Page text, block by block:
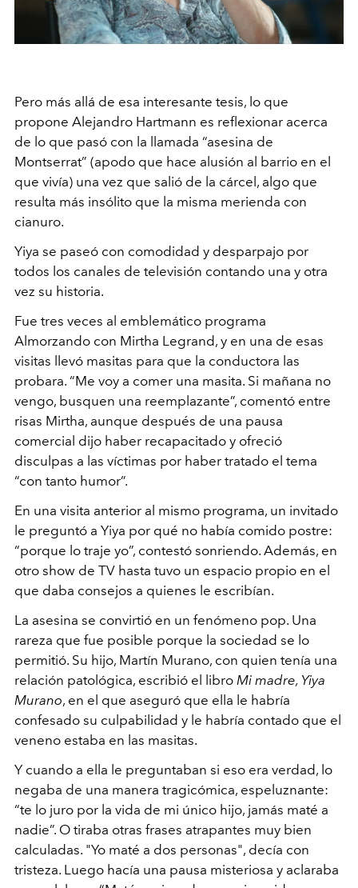
Pero más allá de esa interesante tesis, lo que
propone Alejandro Hartmann es reflexionar acerca
de lo que pasó con la llamada “asesina de
Montserrat” (apodo que hace alusión al barrio en el
que vivía) una vez que salió de la cárcel, algo que
resulta más insólito que la misma merienda con
cianuro.
Yiya se paseó con comodidad y desparpajo por
todos los canales de televisión contando una y otra
vez su historia.
Fue tres veces al emblemático programa
Almorzando con Mirtha Legrand, y en una de esas
visitas llevó masitas para que la conductora las
probara. “Me voy a comer una masita. Si mañana no
vengo, busquen una reemplazante”, comentó entre
risas Mirtha, aunque después de una pausa
comercial dijo haber recapacitado y ofreció
disculpas a las víctimas por haber tratado el tema
“con tanto humor”.
En una visita anterior al mismo programa, un invitado
le preguntó a Yiya por qué no había comido postre:
“porque lo traje yo”, contestó sonriendo. Además, en
otro show de TV hasta tuvo un espacio propio en el
que daba consejos a quienes le escribían.
La asesina se convirtió en un fenómeno pop. Una
rareza que fue posible porque la sociedad se lo
permitió. Su hijo, Martín Murano, con quien tenía una
relación patológica, escribió el libro Mi madre, Yiya
Murano, en el que aseguró que ella le habría
confesado su culpabilidad y le habría contado que el
veneno estaba en las masitas.
Y cuando a ella le preguntaban si eso era verdad, lo
negaba de una manera tragicómica, espeluznante:
“te lo juro por la vida de mi único hijo, jamás maté a
nadie”. O tiraba otras frases atrapantes muy bien
calculadas. "Yo maté a dos personas", decía con
tristeza. Luego hacía una pausa misteriosa y aclaraba